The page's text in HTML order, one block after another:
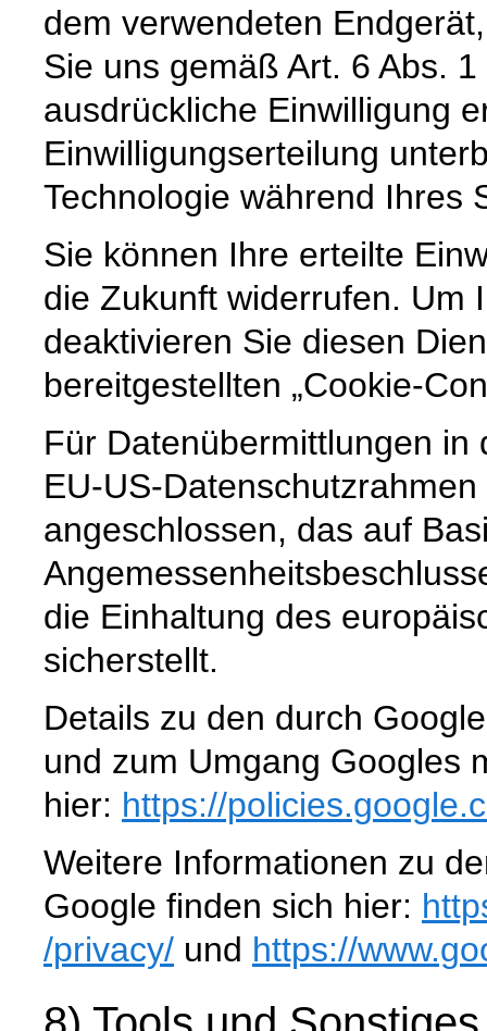
dem verwendeten
Sie uns gemäß Art. 6 Abs.
ausdrückliche Einwilligung
Einwilligungserteilung
Technologie während Ihres
Sie können Ihre erteilte
die Zukunft widerrufen. Um
deaktivieren Sie diesen
bereitgestellten „Cookie-
Für Datenübermittlungen in
EU-US-
angeschlossen, das auf
die Einhaltung des
sicherstellt.
Details zu den durch
und zum Umgang Googles
hier: https://
Weitere Informationen zu
Google finden sich hier:
/privacy/ und https://